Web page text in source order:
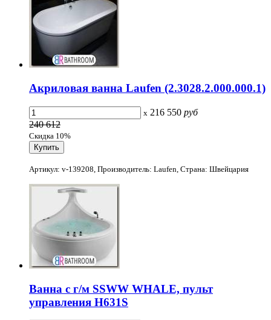
Акриловая ванна Laufen (2.3028.2.000.000.1)
x 216 550 руб
240 612
Скидка 10%
Артикул: v-139208, Производитель: Laufen, Страна: Швейцария
Ванна с г/м SSWW WHALE, пульт
управления H631S